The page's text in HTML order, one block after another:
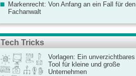
Markenrecht: Von Anfang an ein Fall für den
Fachanwalt
Tech Tricks
Vorlagen: Ein unverzichtbares
Tool für kleine und große
Unternehmen